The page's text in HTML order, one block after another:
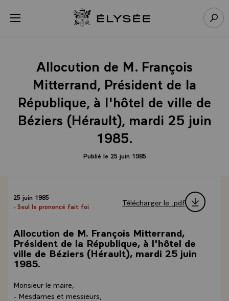
menu Retour à l’accueil Élysée
Allocution de M. François
Mitterrand, Président de la
République, à l'hôtel de ville de
Béziers (Hérault), mardi 25 juin
1985.
Publié le 25 juin 1985
25 juin 1985
- Seul le prononcé fait foi
Télécharger le .pdf
Allocution de M. François Mitterrand,
Président de la République, à l'hôtel de
ville de Béziers (Hérault), mardi 25 juin
1985.
Monsieur le maire,
- Mesdames et messieurs,
Panneau de gestion des cookies